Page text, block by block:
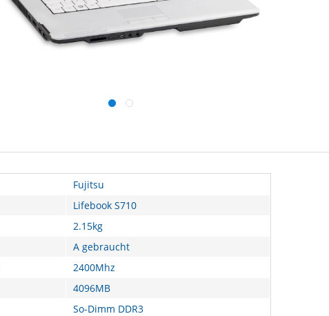
Fujitsu
Lifebook S710
2.15kg
A gebraucht
2400Mhz
4096MB
So-Dimm DDR3